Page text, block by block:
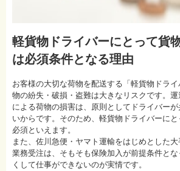
軽貨物ドライバーにとって貨
は必須条件となる理由
お客様の大切な荷物を配送する「軽貨物ドラ
物の紛失・破損・盗難は大きなリスクです。
による荷物の損害は、原則としてドライバー
いからです。そのため、軽貨物ドライバーに
必須といえます。
また、佐川急便・ヤマト運輸をはじめとした
業務受注は、そもそも保険加入が前提条件と
くして仕事ができないのが実情です。